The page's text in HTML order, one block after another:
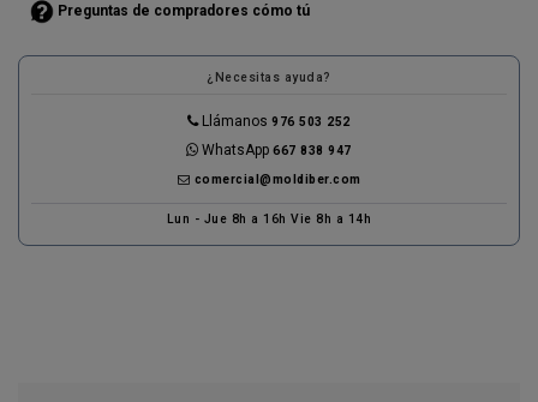
Preguntas de compradores cómo tú
¿Necesitas ayuda?
Llámanos976 503 252
WhatsApp667 838 947
comercial@moldiber.com
Lun - Jue 8h a 16h Vie 8h a 14h